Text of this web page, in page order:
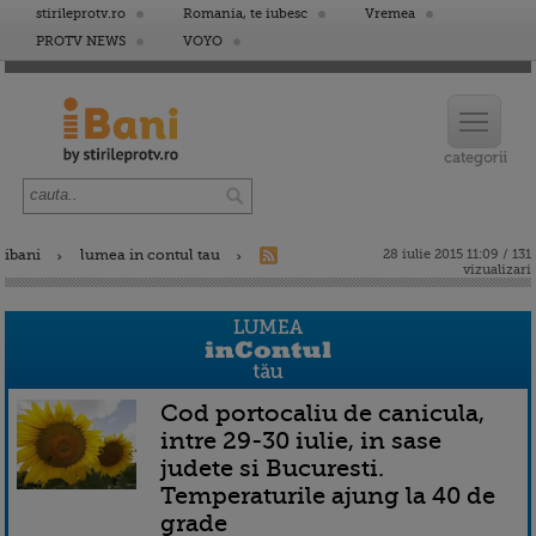
stirileprotv.ro Romania, te iubesc
Vremea
PROTV NEWS
VOYO
ibani lumea in contul tau
28 iulie 2015 11:09 / 131
vizualizari
Cod portocaliu de canicula,
intre 29-30 iulie, in sase
judete si Bucuresti.
Temperaturile ajung la 40 de
grade